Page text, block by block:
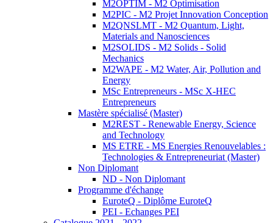
M2OPTIM - M2 Optimisation
M2PIC - M2 Projet Innovation Conception
M2QNSLMT - M2 Quantum, Light,
Materials and Nanosciences
M2SOLIDS - M2 Solids - Solid
Mechanics
M2WAPE - M2 Water, Air, Pollution and
Energy
MSc Entrepreneurs - MSc X-HEC
Entrepreneurs
Mastère spécialisé (Master)
M2REST - Renewable Energy, Science
and Technology
MS ETRE - MS Energies Renouvelables :
Technologies & Entrepreneuriat (Master)
Non Diplomant
ND - Non Diplomant
Programme d'échange
EuroteQ - Diplôme EuroteQ
PEI - Echanges PEI